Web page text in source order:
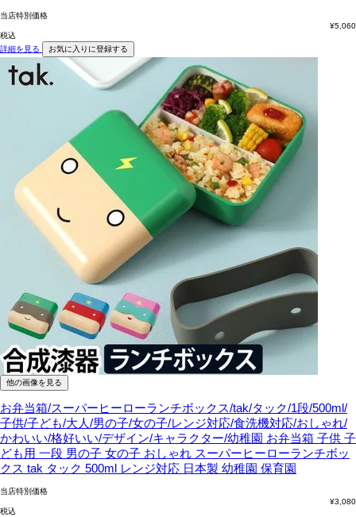
当店特別価格
¥5,060
税込
詳細を見る
お気に入りに登録する
他の画像を見る
お弁当箱/スーパーヒーローランチボックス/tak/タック/1段/500ml/
子供/子ども/大人/男の子/女の子/レンジ対応/食洗機対応/おしゃれ/
かわいい/格好いい/デザイン/キャラクター/幼稚園 お弁当箱 子供 子
ども用 一段 男の子 女の子 おしゃれ スーパーヒーローランチボッ
クス tak タック 500ml レンジ対応 日本製 幼稚園 保育園
当店特別価格
¥3,080
税込